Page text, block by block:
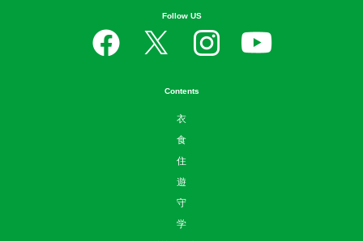
Follow US
Contents
衣
食
住
遊
守
学